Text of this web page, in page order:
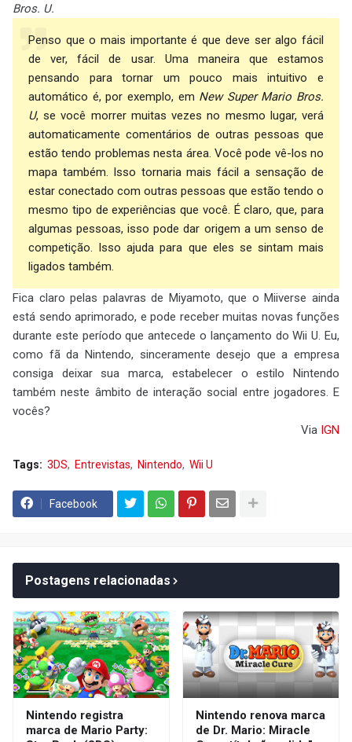
Bros. U.
Penso que o mais importante é que deve ser algo fácil
de ver, fácil de usar. Uma maneira que estamos
pensando para tornar um pouco mais intuitivo e
automático é, por exemplo, em New Super Mario Bros.
U, se você morrer muitas vezes no mesmo lugar, verá
automaticamente comentários de outras pessoas que
estão tendo problemas nesta área. Você pode vê-los no
mapa também. Isso tornaria mais fácil a sensação de
estar conectado com outras pessoas que estão tendo o
mesmo tipo de experiências que você. É claro, que, para
algumas pessoas, isso pode dar origem a um senso de
competição. Isso ajuda para que eles se sintam mais
ligados também.
Fica claro pelas palavras de Miyamoto, que o Miiverse ainda
está sendo aprimorado, e pode receber muitas novas funções
durante este período que antecede o lançamento do Wii U. Eu,
como fã da Nintendo, sinceramente desejo que a empresa
consiga deixar sua marca, estabelecer o estilo Nintendo
também neste âmbito de interação social entre jogadores. E
vocês?
Via IGN
Tags: 3DS Entrevistas Nintendo Wii U
Facebook
Postagens relacionadas
Nintendo registra
marca de Mario Party:
Nintendo renova marca
de Dr. Mario: Miracle